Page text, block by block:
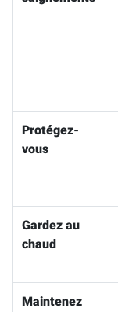
Protégez-
vous
Gardez au
chaud
Maintenez